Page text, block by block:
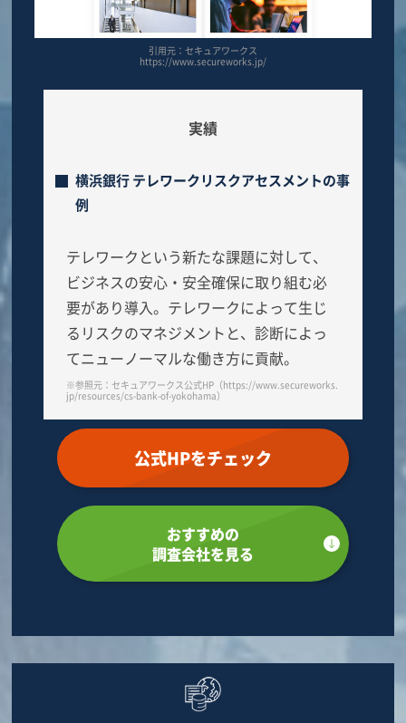
引用元：セキュアワークス
https://www.secureworks.jp/
実績
横浜銀行 テレワークリスクアセスメントの事
例
テレワークという新たな課題に対して、
ビジネスの安心・安全確保に取り組む必
要があり導入。テレワークによって生じ
るリスクのマネジメントと、診断によっ
てニューノーマルな働き方に貢献。
※参照元：セキュアワークス公式HP（https://www.secureworks.
jp/resources/cs-bank-of-yokohama）
公式HPをチェック
おすすめの
調査会社を見る